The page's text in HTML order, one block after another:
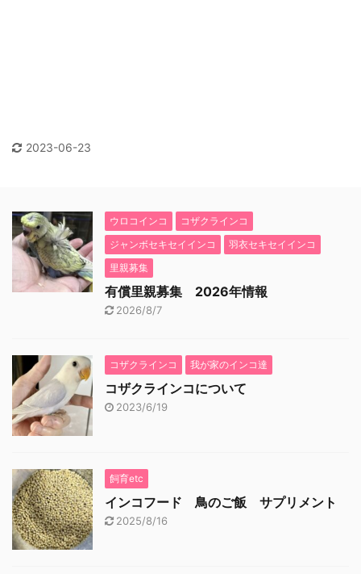
2023-06-23
ウロコインコ
コザクラインコ
ジャンボセキセイインコ
羽衣セキセイインコ
里親募集
有償里親募集 2026年情報
2026/8/7
コザクラインコ 我が家のインコ達
コザクラインコについて
2023/6/19
飼育etc
インコフード 鳥のご飯 サプリメント
2025/8/16